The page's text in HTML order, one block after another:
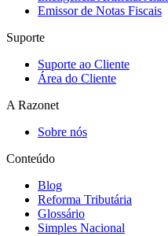
Emissor de Notas Fiscais
Suporte
Suporte ao Cliente
Área do Cliente
A Razonet
Sobre nós
Conteúdo
Blog
Reforma Tributária
Glossário
Simples Nacional